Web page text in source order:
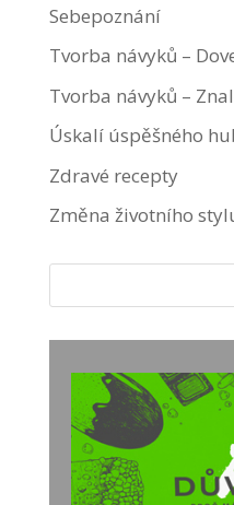
Sebepoznání
Tvorba návyků –
Tvorba návyků –
Úskalí úspěšného
Zdravé recepty
Změna životního